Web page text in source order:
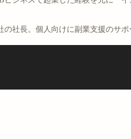
の社長。個人向けに副業支援のサ